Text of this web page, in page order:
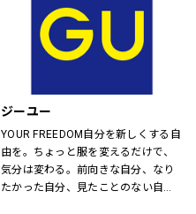
ジーユー
YOUR FREEDOM自分を新しくする自
由を。ちょっと服を変えるだけで、
気分は変わる。前向きな自分、なり
たかった自分、見たことのない自